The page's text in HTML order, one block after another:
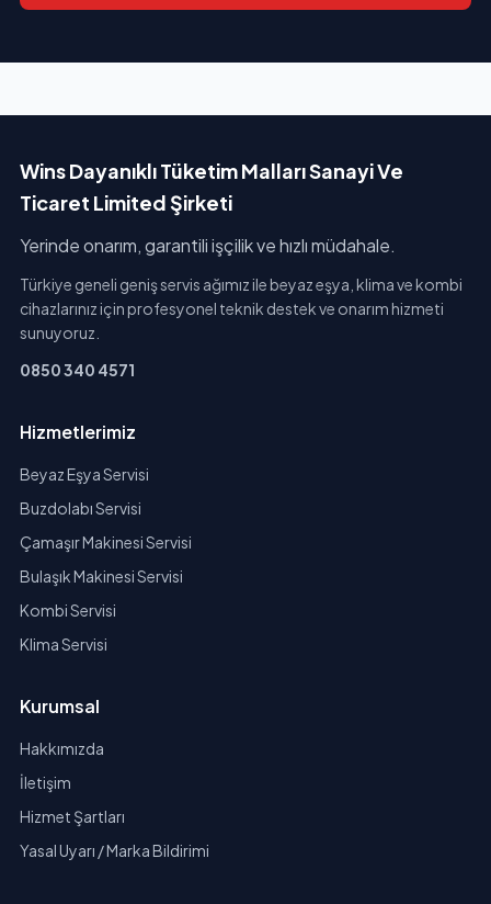
Wins Dayanıklı Tüketim Malları Sanayi Ve
Ticaret Limited Şirketi
Yerinde onarım, garantili işçilik ve hızlı müdahale.
Türkiye geneli geniş servis ağımız ile beyaz eşya, klima ve kombi
cihazlarınız için profesyonel teknik destek ve onarım hizmeti
sunuyoruz.
0850 340 4571
Hizmetlerimiz
Beyaz Eşya Servisi
Buzdolabı Servisi
Çamaşır Makinesi Servisi
Bulaşık Makinesi Servisi
Kombi Servisi
Klima Servisi
Kurumsal
Hakkımızda
İletişim
Hizmet Şartları
Yasal Uyarı / Marka Bildirimi